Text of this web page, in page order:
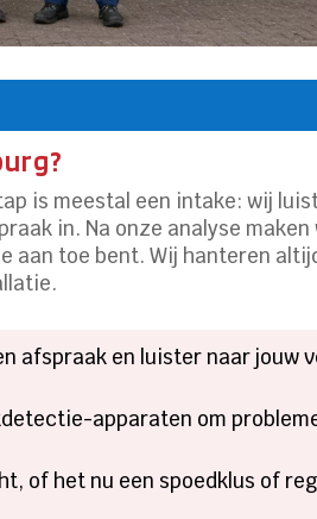
is meestal een intake: wij
in. Na onze analyse maken
aan toe bent. Wij hanteren
afspraak en luister naar jouw
apparaten om
of het nu een spoedklus of